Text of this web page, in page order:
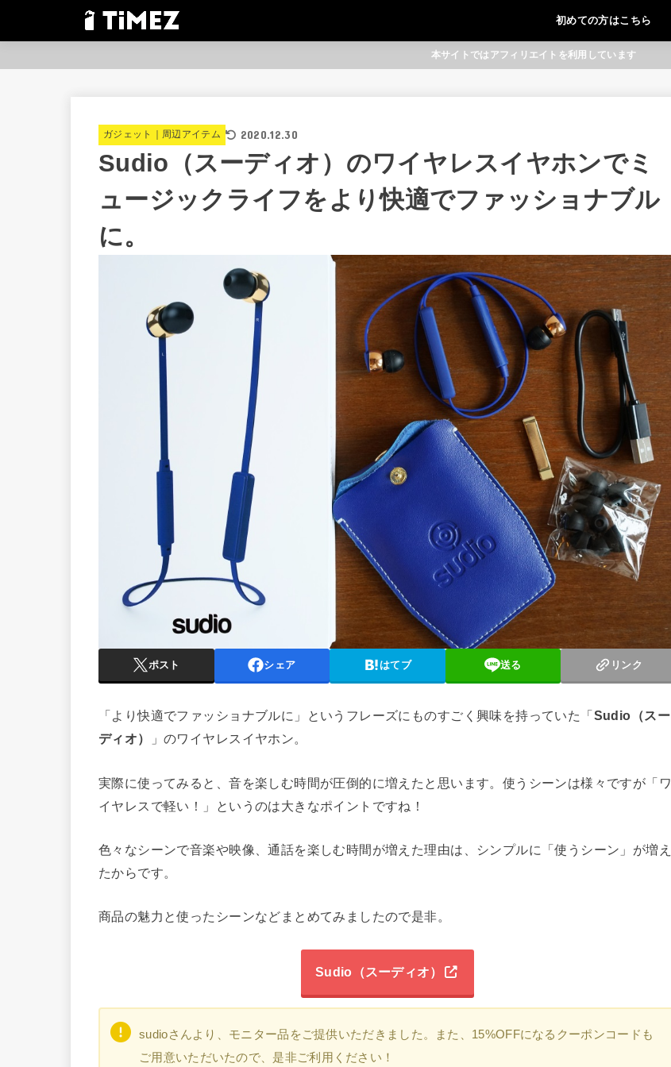
初めての方はこちら
本サイトではアフィリエイトを利用しています
ガジェット｜周辺アイテム 2020.12.30
Sudio（スーディオ）のワイヤレスイヤホンでミ
ュージックライフをより快適でファッショナブル
に。
ポスト シェア はてブ 送る リンク
「より快適でファッショナブルに」というフレーズにものすごく興味を持っていた「 Sudio（スー
ディオ）
」のワイヤレスイヤホン。
実際に使ってみると、音を楽しむ時間が圧倒的に増えたと思います。使うシーンは様々ですが「ワ
イヤレスで軽い！」というのは大きなポイントですね！
色々なシーンで音楽や映像、通話を楽しむ時間が増えた理由は、シンプルに「使うシーン」が増え
たからです。
商品の魅力と使ったシーンなどまとめてみましたので是非。
Sudio（スーディオ）
sudioさんより、モニター品をご提供いただきました。また、15%OFFになるクーポンコードも
ご用意いただいたので、是非ご利用ください！